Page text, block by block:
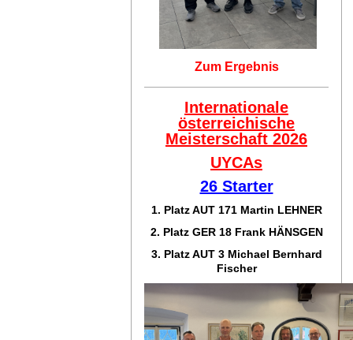
Zum Ergebnis
Internationale
österreichische
Meisterschaft 2026
UYCAs
26 Starter
1. Platz AUT 171 Martin LEHNER
2. Platz GER 18 Frank HÄNSGEN
3. Platz AUT 3 Michael Bernhard
Fischer